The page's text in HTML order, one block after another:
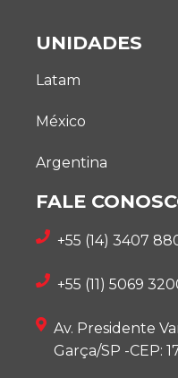
UNIDADES
Latam
México
Argentina
FALE
+55 (14) 3407
+55 (11) 5069
Av. Presidente
Garça/SP -CEP: